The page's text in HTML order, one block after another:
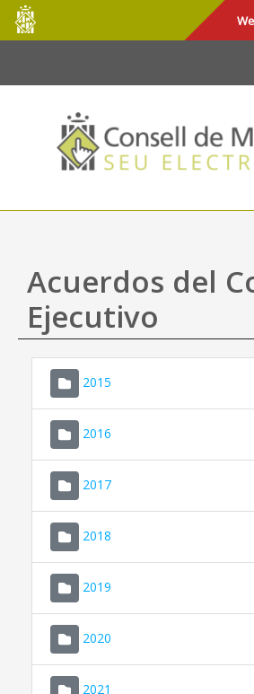
Saltar al contenido principal
Consell
de
Mallorca
Acuerdos del
Ejecutivo
2015
2016
2017
2018
2019
2020
2021